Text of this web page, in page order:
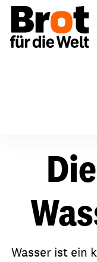
Wasser ist ein